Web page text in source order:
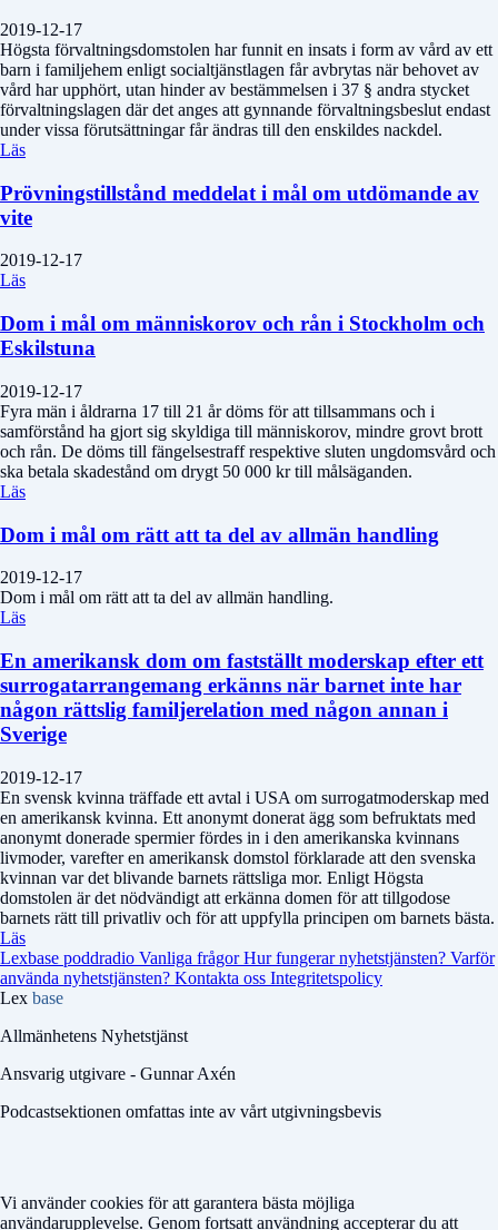
2019-12-17
Högsta förvaltningsdomstolen har funnit en insats i form av vård av ett
barn i familjehem enligt socialtjänstlagen får avbrytas när behovet av
vård har upphört, utan hinder av bestämmelsen i 37 § andra stycket
förvaltningslagen där det anges att gynnande förvaltningsbeslut endast
under vissa förutsättningar får ändras till den enskildes nackdel.
Läs
Prövningstillstånd meddelat i mål om utdömande av
vite
2019-12-17
Läs
Dom i mål om människorov och rån i Stockholm och
Eskilstuna
2019-12-17
Fyra män i åldrarna 17 till 21 år döms för att tillsammans och i
samförstånd ha gjort sig skyldiga till människorov, mindre grovt brott
och rån. De döms till fängelsestraff respektive sluten ungdomsvård och
ska betala skadestånd om drygt 50 000 kr till målsäganden.
Läs
Dom i mål om rätt att ta del av allmän handling
2019-12-17
Dom i mål om rätt att ta del av allmän handling.
Läs
En amerikansk dom om fastställt moderskap efter ett
surrogatarrangemang erkänns när barnet inte har
någon rättslig familjerelation med någon annan i
Sverige
2019-12-17
En svensk kvinna träffade ett avtal i USA om surrogatmoderskap med
en amerikansk kvinna. Ett anonymt donerat ägg som befruktats med
anonymt donerade spermier fördes in i den amerikanska kvinnans
livmoder, varefter en amerikansk domstol förklarade att den svenska
kvinnan var det blivande barnets rättsliga mor. Enligt Högsta
domstolen är det nödvändigt att erkänna domen för att tillgodose
barnets rätt till privatliv och för att uppfylla principen om barnets bästa.
Läs
Lexbase poddradio Vanliga frågorHur fungerar nyhetstjänsten? Varför
använda nyhetstjänsten? Kontakta oss Integritetspolicy
Lex base
Allmänhetens Nyhetstjänst
Ansvarig utgivare - Gunnar Axén
Podcastsektionen omfattas inte av vårt utgivningsbevis
Vi använder cookies för att garantera bästa möjliga
användarupplevelse. Genom fortsatt användning accepterar du att